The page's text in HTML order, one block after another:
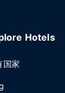
Hotels
国家